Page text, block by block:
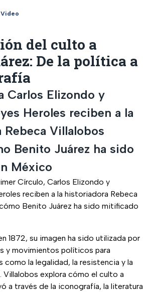
Video
del culto a
De la política a
Carlos Elizondo y
Heroles reciben a la
Villalobos
Benito Juárez ha sido
México
Círculo, Carlos Elizondo y
reciben a la historiadora Rebeca
Benito Juárez ha sido mitificado
1872, su imagen ha sido utilizada por
y movimientos políticos para
como la legalidad, la resistencia y la
Villalobos explora cómo el culto a
a través de la iconografía, la literatura